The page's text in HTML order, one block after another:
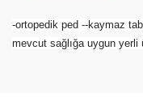
-ortopedik ped --kaymaz
mevcut sağlığa uygun yerli